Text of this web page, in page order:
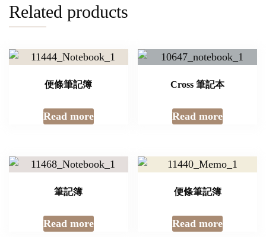
Related products
便條筆記簿
Read more
Cross 筆記本
Read more
筆記簿
Read more
便條筆記簿
Read more